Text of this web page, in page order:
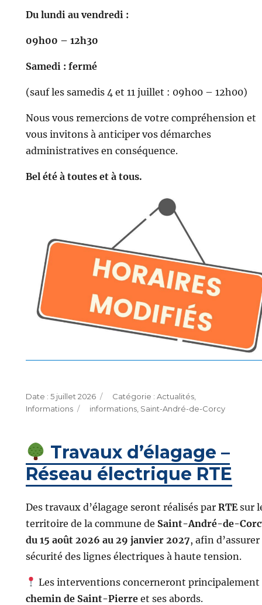
Du lundi au vendredi :
09h00 – 12h30
Samedi : fermé
(sauf les samedis 4 et 11 juillet : 09h00 – 12h00)
Nous vous remercions de votre compréhension et
vous invitons à anticiper vos démarches
administratives en conséquence.
Bel été à toutes et à tous.
Publié
le
5 juillet 2026 Catégories
Actualités,
Informations
Étiquettes
informations, Saint-André-de-Corcy
Travaux d’élagage –
Réseau électrique RTE
Des travaux d’élagage seront réalisés par RTEsur
territoire de la commune de Saint-André-de-
du 15 août 2026 au 29 janvier 2027, afin d’assurer
sécurité des lignes électriques à haute tension.
Les interventions concerneront principalement
chemin de Saint-Pierreet ses abords.